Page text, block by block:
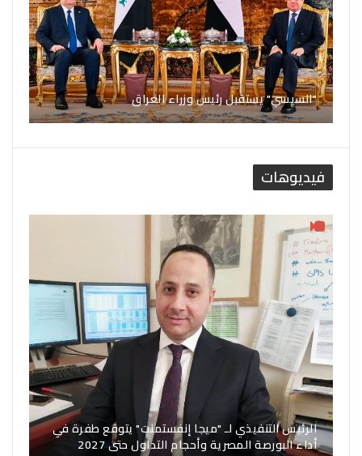
"السيسي" يستقبل رئيس وزراء العراق
فيديوهات
الرئيس التنفيذي لـ "ميجا إنفستمنت" يتوقع طفرة في
أداء البورصة المصرية وأحجام التداول حتى 2027